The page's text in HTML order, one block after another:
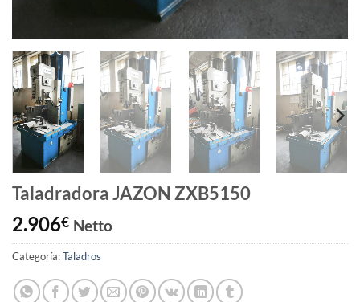
Taladradora JAZON ZXB5150
2.906€ Netto
Categoría:Taladros